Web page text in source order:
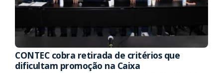
CONTEC cobra retirada de critérios que
dificultam promoção na Caixa